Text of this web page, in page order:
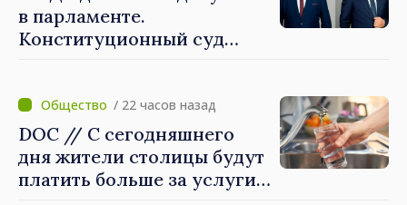
в парламенте.
Конституционный суд
/ 22 часов назад
DOC // С сегодняшнего
дня жители столицы будут
платить больше за услуги